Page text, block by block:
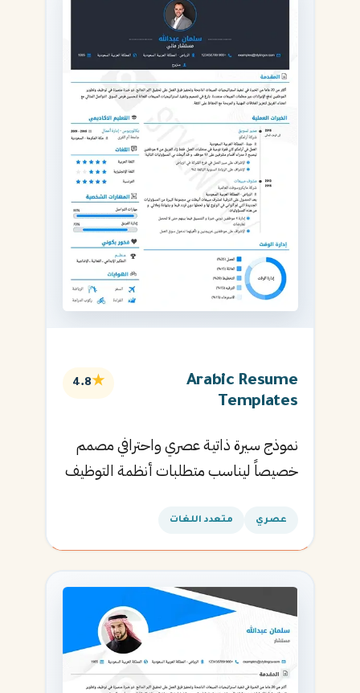
Arabic Resume
Templates
★
4.8
نموذج سيرة ذاتية عصري واحترافي مصمم
خصيصاً ليناسب متطلبات أنظمة التوظيف
القادمة.
عصري متعدد اللغات